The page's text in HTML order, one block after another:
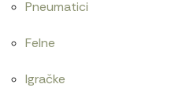
Pneumatici
Felne
Igračke